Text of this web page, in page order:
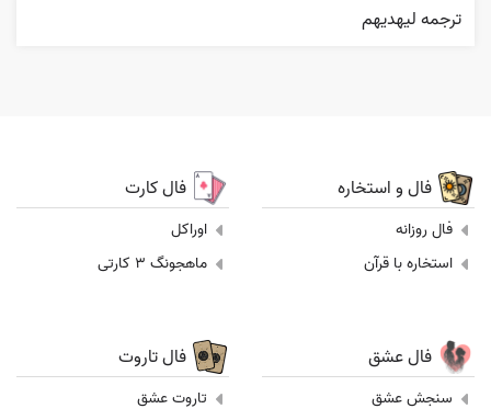
ترجمه ليهديهم
فال و استخاره
فال روزانه
استخاره با قرآن
فال کارت
اوراکل
ماهجونگ 3 کارتی
فال عشق
سنجش عشق
فال تاروت
تاروت عشق